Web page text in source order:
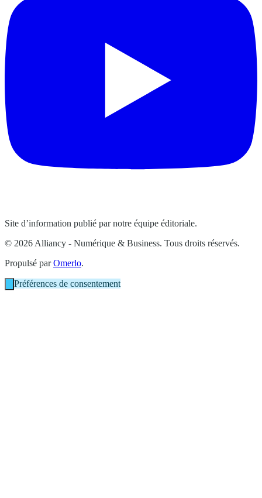
Site d’information publié par notre équipe éditoriale.
© 2026 Alliancy - Numérique & Business. Tous droits réservés.
Propulsé parOmerlo.
Préférences de consentement